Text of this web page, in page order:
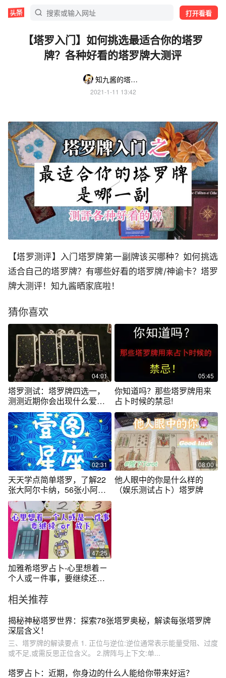
打开看看
【塔罗入门】如何挑选最适合你的塔罗
牌？各种好看的塔罗牌大测评
知九酱的塔罗牌
2021-1-11 13:42
【塔罗测评】入门塔罗牌第一副牌该买哪种？如何挑选
适合自己的塔罗牌？有哪些好看的塔罗牌/神谕卡？塔罗
牌大测评！知九酱晒家底啦！
猜你喜欢
04:01
塔罗测试：塔罗牌四选一，
测测近期你会出现什么爱情
奇迹？准准准
05:45
你知道吗？那些塔罗牌用来
占卜时候的禁忌!
02:31
天天学点简单塔罗，了解22
张大阿尔卡纳，56张小阿尔
卡纳
08:00
他人眼中的你是什么样的
（娱乐测试占卜）塔罗牌
47:25
加雅希塔罗占卜-心里想着ㄧ
个人或ㄧ件事，要继续还是
相关推荐
揭秘神秘塔罗世界：探索78张塔罗奥秘，解读每张塔罗牌
深层含义！
三、塔罗牌的解读要点 1. 正位与逆位:逆位通常表示能量受阻、过度
或不足,或需反思正位含义。 2.牌阵与上下文:单...
塔罗占卜：近期，你身边的什么人能给你带来好运？